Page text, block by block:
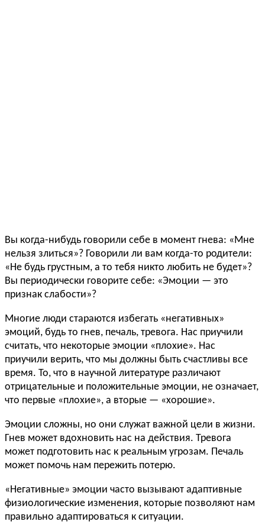
Вы когда-нибудь говорили себе в момент гнева: «Мне
нельзя злиться»? Говорили ли вам когда-то родители:
«Не будь грустным, а то тебя никто любить не будет»?
Вы периодически говорите себе: «Эмоции — это
признак слабости»?
Многие люди стараются избегать «негативных»
эмоций, будь то гнев, печаль, тревога. Нас приучили
считать, что некоторые эмоции «плохие». Нас
приучили верить, что мы должны быть счастливы все
время. То, что в научной литературе различают
отрицательные и положительные эмоции, не означает,
что первые «плохие», а вторые — «хорошие».
Эмоции сложны, но они служат важной цели в жизни.
Гнев может вдохновить нас на действия. Тревога
может подготовить нас к реальным угрозам. Печаль
может помочь нам пережить потерю.
«Негативные» эмоции часто вызывают адаптивные
физиологические изменения, которые позволяют нам
правильно адаптироваться к ситуации.